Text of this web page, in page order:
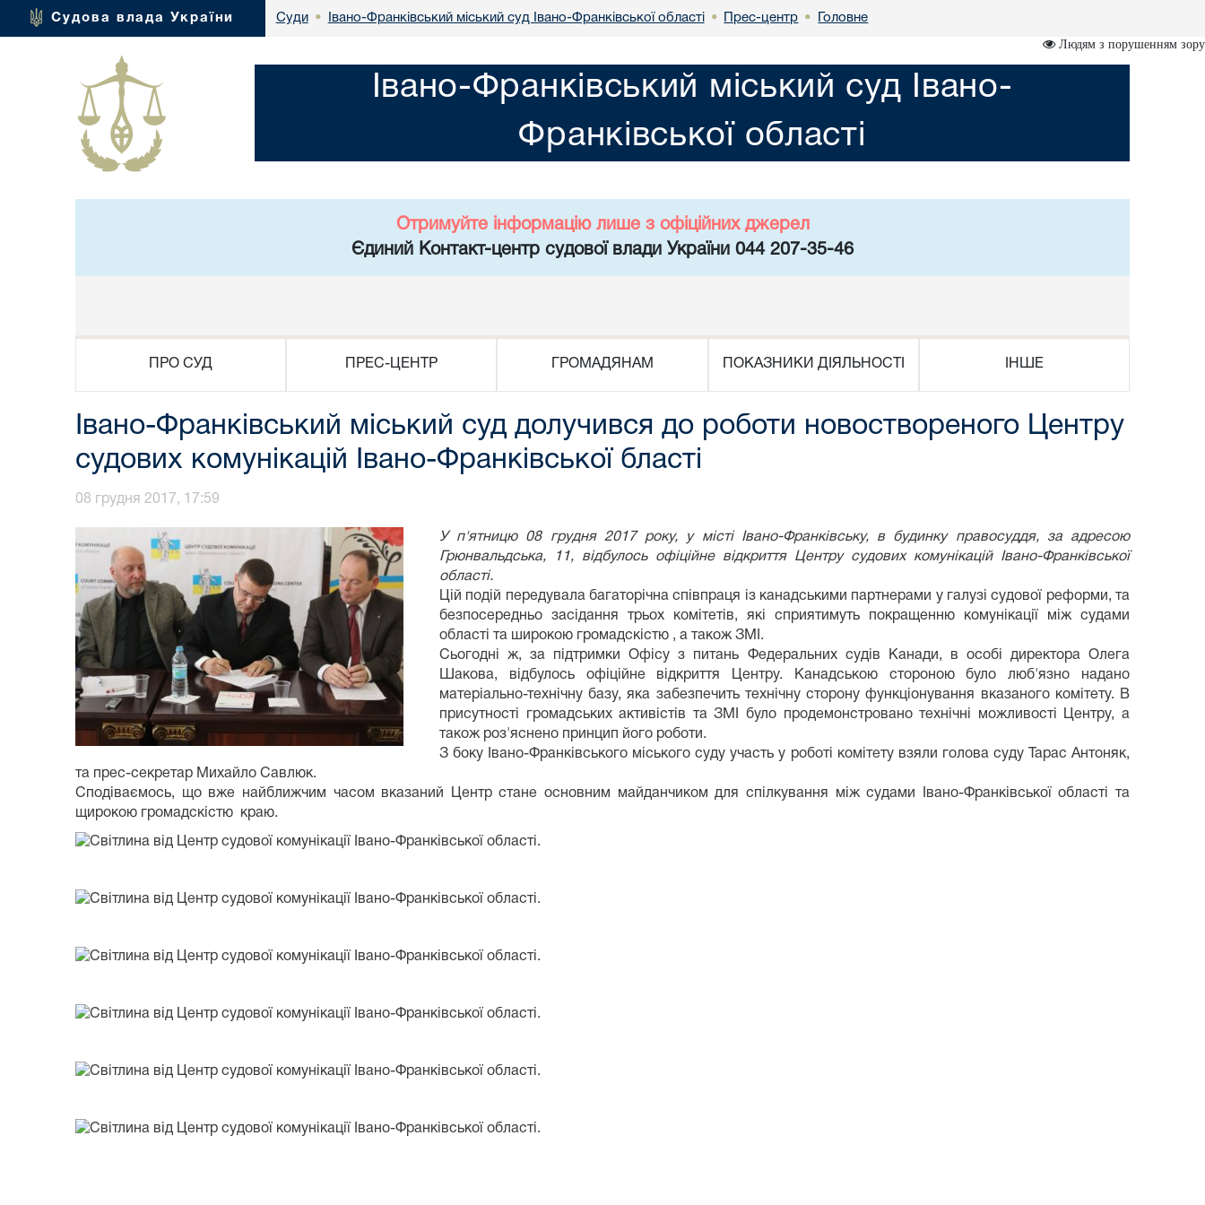
Судова влада України Суди • Івано-Франківський міський суд Івано-Франківської області • Прес-центр • Головне
Людям з порушенням зору
Івано-Франківський міський суд Івано-
Франківської області
Отримуйте інформацію лише з офіційних джерел
Єдиний Контакт-центр судової влади України 044 207-35-46
ПРО СУД ПРЕС-ЦЕНТР ГРОМАДЯНАМ ПОКАЗНИКИ ДІЯЛЬНОСТІ ІНШЕ
Івано-Франківський міський суд долучився до роботи новоствореного Центру
судових комунікацій Івано-Франківської бласті
08 грудня 2017, 17:59
У п'ятницю 08 грудня 2017 року, у місті Івано-Франківську, в будинку правосуддя, за адресою
Грюнвальдська, 11, відбулось офіційне відкриття Центру судових комунікацій Івано-Франківської
області.
Цій подій передувала багаторічна співпраця із канадськими партнерами у галузі судової реформи, та
безпосередньо засідання трьох комітетів, які сприятимуть покращенню комунікації між судами
області та широкою громадскістю , а також ЗМІ.
Сьогодні ж, за підтримки Офісу з питань Федеральних судів Канади, в особі директора Олега
Шакова, відбулось офіційне відкриття Центру. Канадською стороною було люб'язно надано
матеріально-технічну базу, яка забезпечить технічну сторону функціонування вказаного комітету. В
присутності громадських активістів та ЗМІ було продемонстровано технічні можливості Центру, а
також роз'яснено принцип його роботи.
З боку Івано-Франківського міського суду участь у роботі комітету взяли голова суду Тарас Антоняк,
та прес-секретар Михайло Савлюк.
Сподіваємось, що вже найближчим часом вказаний Центр стане основним майданчиком для спілкування між судами Івано-Франківської області та
щирокою громадскістю краю.